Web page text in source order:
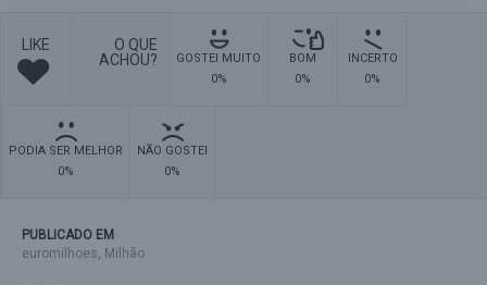
LIKE
O QUE
ACHOU?
GOSTEI MUITO
0%
BOM
0%
INCERTO
0%
PODIA SER MELHOR
0%
NÃO GOSTEI
0%
PUBLICADO EM
euromilhoes, Milhão